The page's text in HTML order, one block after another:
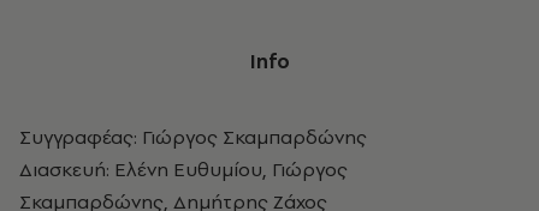
Info
Συγγραφέας: Γιώργος Σκαμπαρδώνης
Διασκευή: Ελένη Ευθυμίου, Γιώργος
Σκαμπαρδώνης, Δημήτρης Ζάχος